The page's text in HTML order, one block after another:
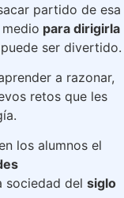
partido de esa
para dirigirla
ser divertido.
a razonar,
retos que les
los alumnos el
sociedad del siglo